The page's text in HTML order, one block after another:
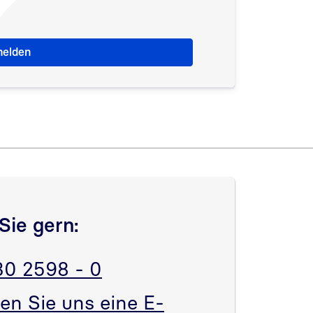
gern:
2598 - 0
Sie uns eine E-